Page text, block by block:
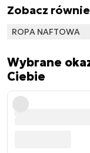
Zobacz
ROPA NAFTOWA
Wybrane
Ciebie